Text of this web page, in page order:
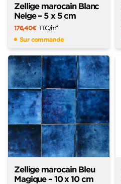
Zellige marocain Blanc
Neige – 5 x 5 cm
176,40€ TTC/m2
Sur commande
Zellige marocain Bleu
Magique – 10 x 10 cm